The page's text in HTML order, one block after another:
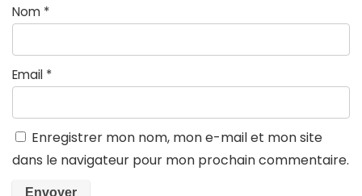
Nom *
Email *
Enregistrer mon nom, mon e-mail et mon site
dans le navigateur pour mon prochain commentaire.